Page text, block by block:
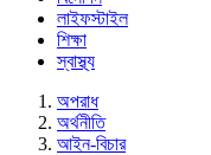
লাইফস্টাইল
শিক্ষা
স্বাস্থ্য
অপরাধ
অর্থনীতি
আইন-বিচার